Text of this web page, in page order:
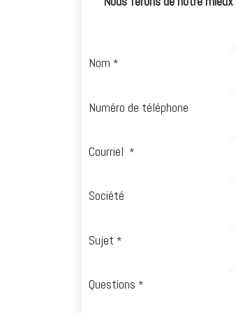
Nom *
Numéro de téléphone
Courriel *
Société
Sujet *
Questions *